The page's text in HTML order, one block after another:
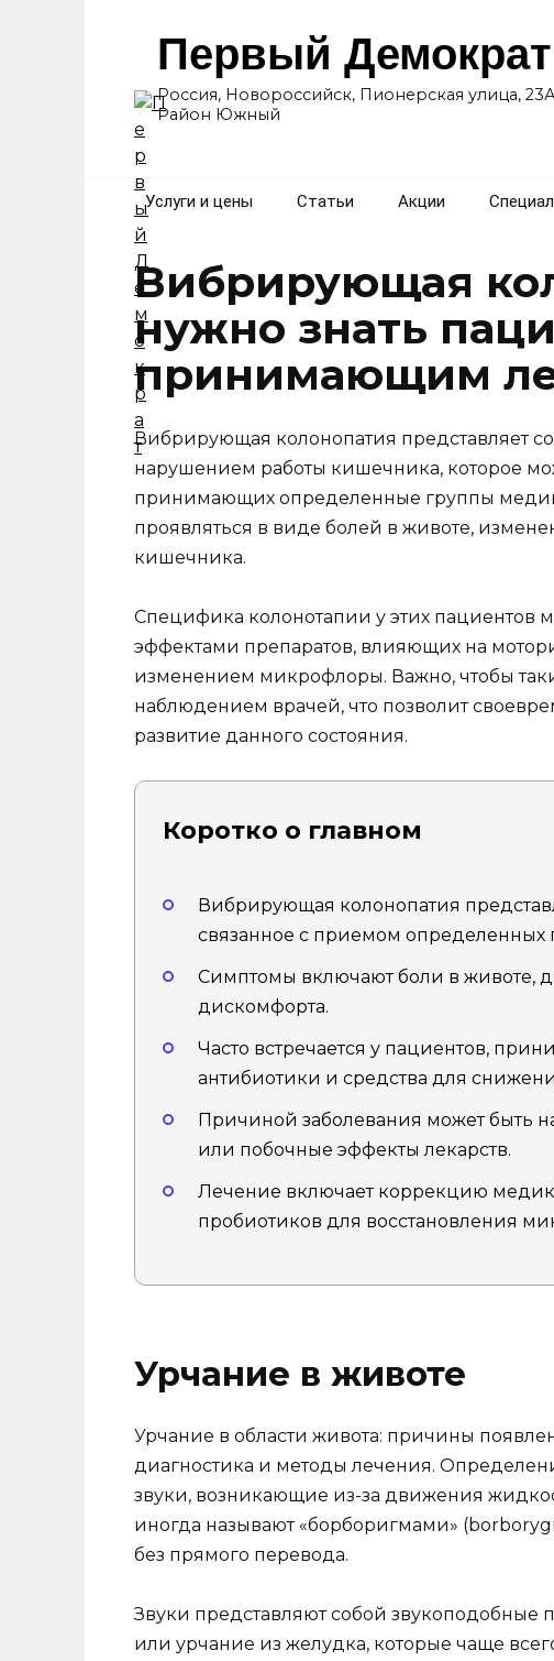
Первый Демократ
Россия, Новороссийск, Пионерская улица,
Район Южный
Услуги и цены Статьи Акции
Вибрирующая
нужно знать
принимающим
Вибрирующая колонопатия представляет
нарушением работы кишечника, которое
принимающих определенные группы
проявляться в виде болей в животе,
кишечника.
Специфика колонотапии у этих пациентов
эффектами препаратов, влияющих на
изменением микрофлоры. Важно, чтобы
наблюдением врачей, что позволит
развитие данного состояния.
Коротко о главном
Вибрирующая колонопатия
связанное с приемом определенных
Симптомы включают боли в животе,
дискомфорта.
Часто встречается у пациентов,
антибиотики и средства для
Причиной заболевания может
или побочные эффекты лекарств.
Лечение включает коррекцию
пробиотиков для восстановления
Урчание в животе
Урчание в области живота: причины
диагностика и методы лечения.
звуки, возникающие из-за движения
иногда называют «борборигмами»
без прямого перевода.
Звуки представляют собой звукоподобные
или урчание из желудка, которые чаще